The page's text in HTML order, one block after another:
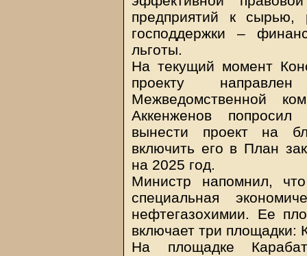
предприятий к сырью,
господдержки –
льготы.
На текущий момент
проекту
Межведомственной
Аккенженов попросил
вынести проект на
включить его в План
на 2025 год.
Министр напомнил,
специальная
нефтегазохимии. Ее
включает три площадки:
На площадке